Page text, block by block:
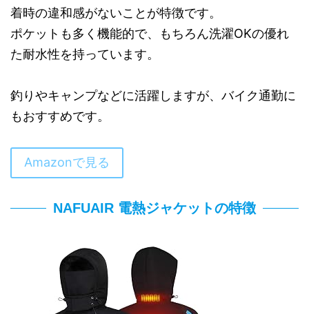
着時の違和感がないことが特徴です。
ポケットも多く機能的で、もちろん洗濯OKの優れ
た耐水性を持っています。
釣りやキャンプなどに活躍しますが、バイク通勤に
もおすすめです。
Amazonで見る
NAFUAIR 電熱ジャケットの特徴